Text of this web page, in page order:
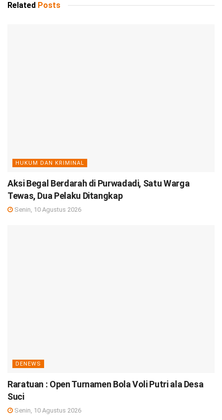
Related Posts
HUKUM DAN KRIMINAL
Aksi Begal Berdarah di Purwadadi, Satu Warga
Tewas, Dua Pelaku Ditangkap
Senin, 10 Agustus 2026
DENEWS
Raratuan : Open Turnamen Bola Voli Putri ala Desa
Suci
Senin, 10 Agustus 2026